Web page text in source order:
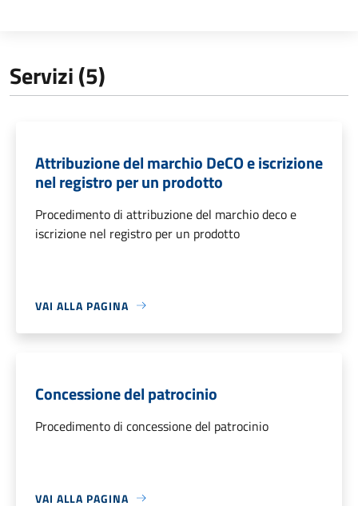
Servizi (5)
Attribuzione del marchio DeCO e iscrizione
nel registro per un prodotto
Procedimento di attribuzione del marchio deco e
iscrizione nel registro per un prodotto
VAI ALLA PAGINA
Concessione del patrocinio
Procedimento di concessione del patrocinio
VAI ALLA PAGINA